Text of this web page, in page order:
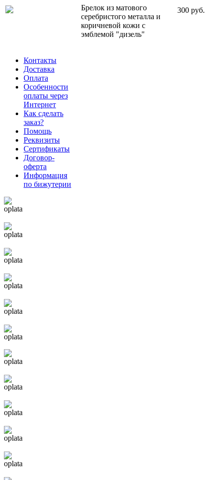
Брелок из матового
серебристого металла и
коричневой кожи с
эмблемой "дизель"
300 руб.
Контакты
Доставка
Оплата
Особенности
оплаты через
Интернет
Как сделать
заказ?
Помощь
Реквизиты
Сертификаты
Договор-
оферта
Информация
по бижутерии